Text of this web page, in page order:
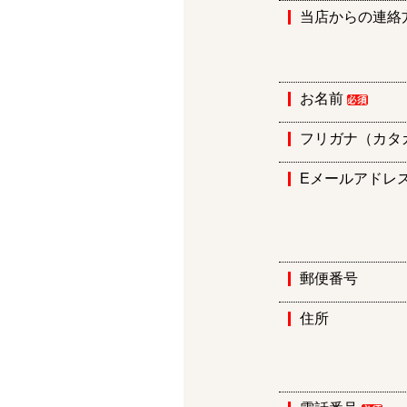
当店からの連絡
お名前
フリガナ（カタ
Eメールアドレ
郵便番号
住所